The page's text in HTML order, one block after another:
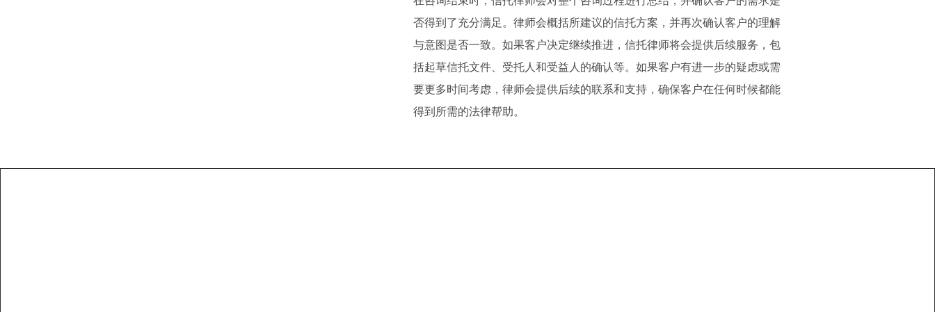
否得到了充分满足。律师会概括所建议的信托方案，并再次确认客户的理解
与意图是否一致。如果客户决定继续推进，信托律师将会提供后续服务，包
括起草信托文件、受托人和受益人的确认等。如果客户有进一步的疑虑或需
要更多时间考虑，律师会提供后续的联系和支持，确保客户在任何时候都能
得到所需的法律帮助。